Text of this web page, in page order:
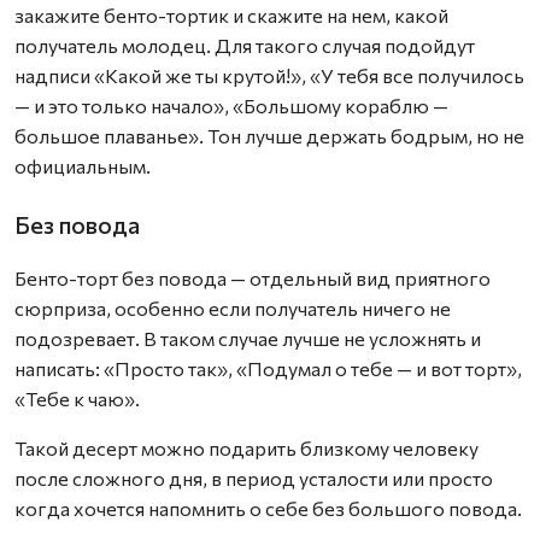
закажите бенто-тортик и скажите на нем, какой
получатель молодец. Для такого случая подойдут
надписи «Какой же ты крутой!», «У тебя все получилось
— и это только начало», «Большому кораблю —
большое плаванье». Тон лучше держать бодрым, но не
официальным.
Без повода
Бенто-торт без повода — отдельный вид приятного
сюрприза, особенно если получатель ничего не
подозревает. В таком случае лучше не усложнять и
написать: «Просто так», «Подумал о тебе — и вот торт»,
«Тебе к чаю».
Такой десерт можно подарить близкому человеку
после сложного дня, в период усталости или просто
когда хочется напомнить о себе без большого повода.